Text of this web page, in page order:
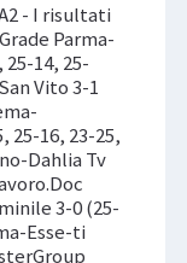
A2 - I risultati
Parma-
14, 25-
Vito 3-1
25-16, 23-25,
Dahlia Tv
3-0 (25-
Esse-ti